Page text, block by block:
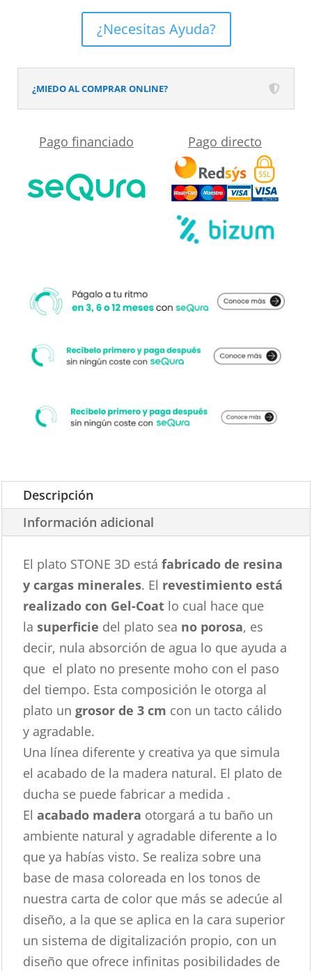
pizarra
acabado
efecto
EBONY
antideslizante
¿Necesitas Ayuda?
¿MIEDO AL COMPRAR ONLINE?
Pago financiado Pago directo
Descripción
Información adicional
El plato STONE 3D estáfabricado de resina
y cargas minerales. El revestimiento está
realizado con Gel-Coat lo cual hace que
lasuperficie del plato sea no porosa, es
decir, nula absorción de agua lo que ayuda a
que el plato no presente moho con el paso
del tiempo. Esta composición le otorga al
plato un grosor de 3 cm con un tacto cálido
y agradable.
Una línea diferente y creativa ya que simula
el acabado de la madera natural. El plato de
ducha se puede fabricar a medida .
Elacabado madera otorgará a tu baño un
ambiente natural y agradable diferente a lo
que ya habías visto. Se realiza sobre una
base de masa coloreada en los tonos de
nuestra carta de color que más se adecúe al
diseño, a la que se aplica en la cara superior
un sistema de digitalización propio, con un
diseño que ofrece infinitas posibilidades de